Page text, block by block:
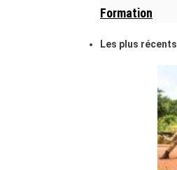
Formation
Les plus récents